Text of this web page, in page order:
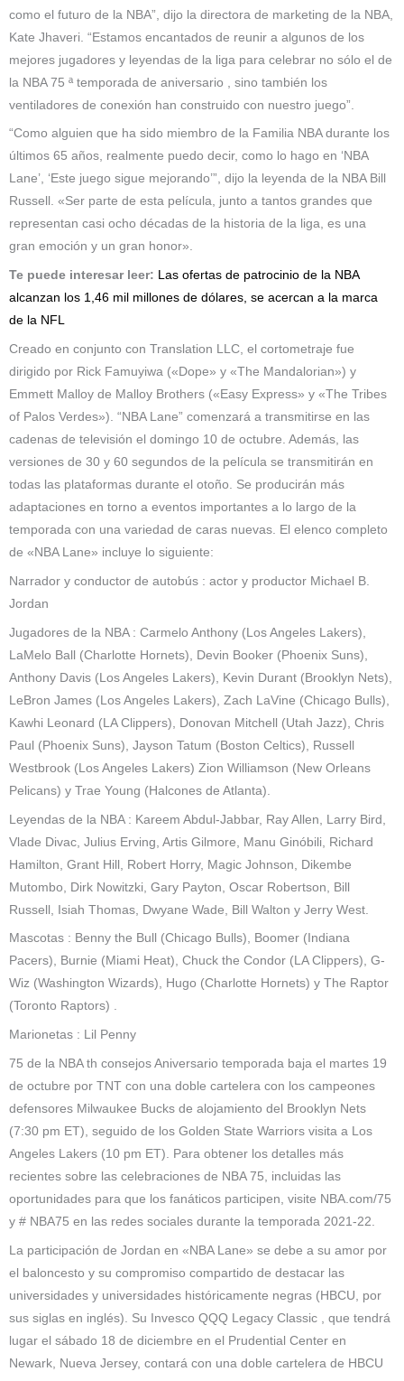
como el futuro de la NBA”, dijo la directora de marketing de la NBA,
Kate Jhaveri. “Estamos encantados de reunir a algunos de los
mejores jugadores y leyendas de la liga para celebrar no sólo el de
la NBA 75 ª temporada de aniversario , sino también los
ventiladores de conexión han construido con nuestro juego”.
“Como alguien que ha sido miembro de la Familia NBA durante los
últimos 65 años, realmente puedo decir, como lo hago en ‘NBA
Lane’, ‘Este juego sigue mejorando’”, dijo la leyenda de la NBA Bill
Russell. «Ser parte de esta película, junto a tantos grandes que
representan casi ocho décadas de la historia de la liga, es una
gran emoción y un gran honor».
Te puede interesar leer: Las ofertas de patrocinio de la NBA
alcanzan los 1,46 mil millones de dólares, se acercan a la marca
de la NFL
Creado en conjunto con Translation LLC, el cortometraje fue
dirigido por Rick Famuyiwa («Dope» y «The Mandalorian») y
Emmett Malloy de Malloy Brothers («Easy Express» y «The Tribes
of Palos Verdes»). “NBA Lane” comenzará a transmitirse en las
cadenas de televisión el domingo 10 de octubre. Además, las
versiones de 30 y 60 segundos de la película se transmitirán en
todas las plataformas durante el otoño. Se producirán más
adaptaciones en torno a eventos importantes a lo largo de la
temporada con una variedad de caras nuevas. El elenco completo
de «NBA Lane» incluye lo siguiente:
Narrador y conductor de autobús : actor y productor Michael B.
Jordan
Jugadores de la NBA : Carmelo Anthony (Los Angeles Lakers),
LaMelo Ball (Charlotte Hornets), Devin Booker (Phoenix Suns),
Anthony Davis (Los Angeles Lakers), Kevin Durant (Brooklyn Nets),
LeBron James (Los Angeles Lakers), Zach LaVine (Chicago Bulls),
Kawhi Leonard (LA Clippers), Donovan Mitchell (Utah Jazz), Chris
Paul (Phoenix Suns), Jayson Tatum (Boston Celtics), Russell
Westbrook (Los Angeles Lakers) Zion Williamson (New Orleans
Pelicans) y Trae Young (Halcones de Atlanta).
Leyendas de la NBA : Kareem Abdul-Jabbar, Ray Allen, Larry Bird,
Vlade Divac, Julius Erving, Artis Gilmore, Manu Ginóbili, Richard
Hamilton, Grant Hill, Robert Horry, Magic Johnson, Dikembe
Mutombo, Dirk Nowitzki, Gary Payton, Oscar Robertson, Bill
Russell, Isiah Thomas, Dwyane Wade, Bill Walton y Jerry West.
Mascotas : Benny the Bull (Chicago Bulls), Boomer (Indiana
Pacers), Burnie (Miami Heat), Chuck the Condor (LA Clippers), G-
Wiz (Washington Wizards), Hugo (Charlotte Hornets) y The Raptor
(Toronto Raptors) .
Marionetas : Lil Penny
75 de la NBA th consejos Aniversario temporada baja el martes 19
de octubre por TNT con una doble cartelera con los campeones
defensores Milwaukee Bucks de alojamiento del Brooklyn Nets
(7:30 pm ET), seguido de los Golden State Warriors visita a Los
Angeles Lakers (10 pm ET). Para obtener los detalles más
recientes sobre las celebraciones de NBA 75, incluidas las
oportunidades para que los fanáticos participen, visite NBA.com/75
y # NBA75 en las redes sociales durante la temporada 2021-22.
La participación de Jordan en «NBA Lane» se debe a su amor por
el baloncesto y su compromiso compartido de destacar las
universidades y universidades históricamente negras (HBCU, por
sus siglas en inglés). Su Invesco QQQ Legacy Classic , que tendrá
lugar el sábado 18 de diciembre en el Prudential Center en
Newark, Nueva Jersey, contará con una doble cartelera de HBCU